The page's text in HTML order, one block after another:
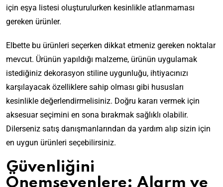
için eşya listesi oluşturulurken kesinlikle atlanmaması
gereken ürünler.
Elbette bu ürünleri seçerken dikkat etmeniz gereken noktalar
mevcut. Ürünün yapıldığı malzeme, ürünün uygulamak
istediğiniz dekorasyon stiline uygunluğu, ihtiyacınızı
karşılayacak özelliklere sahip olması gibi hususları
kesinlikle değerlendirmelisiniz. Doğru kararı vermek için
aksesuar seçimini en sona bırakmak sağlıklı olabilir.
Dilerseniz satış danışmanlarından da yardım alıp sizin için
en uygun ürünleri seçebilirsiniz.
Güvenliğini
Önemseyenlere: Alarm ve